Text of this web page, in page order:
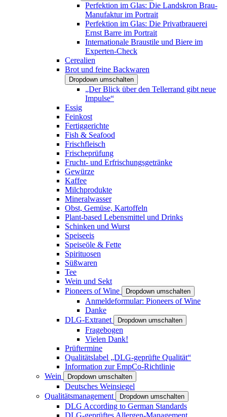
Perfektion im Glas: Die Landskron Brau-
Manufaktur im Portrait
Perfektion im Glas: Die Privatbrauerei
Ernst Barre im Portrait
Internationale Braustile und Biere im
Experten-Check
Cerealien
Brot und feine Backwaren
Dropdown umschalten
„Der Blick über den Tellerrand gibt neue
Impulse“
Essig
Feinkost
Fertiggerichte
Fish & Seafood
Frischfleisch
Frischeprüfung
Frucht- und Erfrischungsgetränke
Gewürze
Kaffee
Milchprodukte
Mineralwasser
Obst, Gemüse, Kartoffeln
Plant-based Lebensmittel und Drinks
Schinken und Wurst
Speiseeis
Speiseöle & Fette
Spirituosen
Süßwaren
Tee
Wein und Sekt
Pioneers of Wine
Dropdown umschalten
Anmeldeformular: Pioneers of Wine
Danke
DLG-Extranet
Dropdown umschalten
Fragebogen
Vielen Dank!
Prüftermine
Qualitätslabel „DLG-geprüfte Qualität“
Information zur EmpCo-Richtlinie
Wein
Dropdown umschalten
Deutsches Weinsiegel
Qualitätsmanagement
Dropdown umschalten
DLG According to German Standards
DLG-geprüftes Allergen-Management